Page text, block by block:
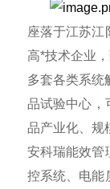
座落于江苏
高*技术企业
多套各类系统
品试验中心，
品产业化、
安科瑞能效管
控系统、电能